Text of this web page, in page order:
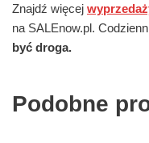
Znajdź więcej
na SALEnow.pl.
być droga.
Podobne